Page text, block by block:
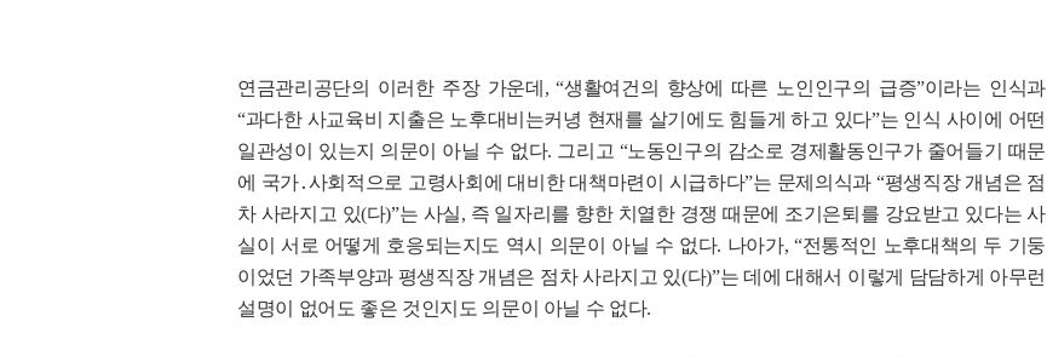
연금관리공단의 이러한 주장 가운데, “생활여건의 향상에 따른 노인인구의 급증”이라는 인식과
“과다한 사교육비 지출은 노후대비는커녕 현재를 살기에도 힘들게 하고 있다”는 인식 사이에 어떤
일관성이 있는지 의문이 아닐 수 없다. 그리고 “노동인구의 감소로 경제활동인구가 줄어들기 때문
에 국가․사회적으로 고령사회에 대비한 대책마련이 시급하다”는 문제의식과 “평생직장 개념은 점
차 사라지고 있(다)”는 사실, 즉 일자리를 향한 치열한 경쟁 때문에 조기은퇴를 강요받고 있다는 사
실이 서로 어떻게 호응되는지도 역시 의문이 아닐 수 없다. 나아가, “전통적인 노후대책의 두 기둥
이었던 가족부양과 평생직장 개념은 점차 사라지고 있(다)”는 데에 대해서 이렇게 담담하게 아무런
설명이 없어도 좋은 것인지도 의문이 아닐 수 없다.